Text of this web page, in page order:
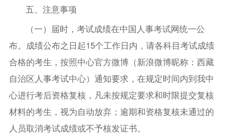
五、注意事项
（一）届时，考试成绩在中国人事考试网统一公
布。成绩公布之日起15个工作日内，请各科目考试成绩
合格的考生，按照中心官方微博（新浪微博昵称：西藏
自治区人事考试中心）通知要求，在规定时间内到我中
心进行考后资格复核，凡未按规定要求和时限提交复核
材料的考生，视为自动放弃；逾期和资格复核未通过的
人员取消考试成绩或不予核发证书。